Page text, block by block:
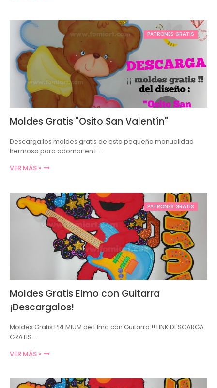
PATRONES GRATIS
Moldes Gratis "Osito San Valentín"
Descarga los moldes gratis de esta pequeña manualidad
hermosa para adornar en F…
VER MÁS »
PATRONES GRATIS
Moldes Gratis Elmo con Guitarra
¡Descargalos!
Moldes Gratis PREMIUM de Elmo con Guitarra !! LINK DESCARGA
GRATIS…
VER MÁS »